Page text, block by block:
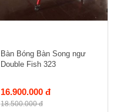
Bàn Bóng Bàn Song ngư
Double Fish 323
16.900.000 đ
18.500.000 đ